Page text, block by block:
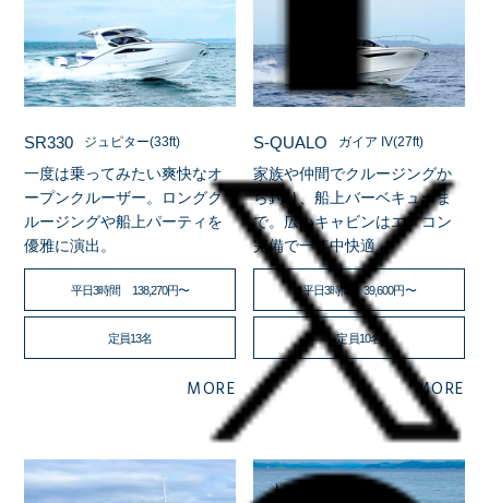
SR330 ジュピター(33ft)
一度は乗ってみたい爽快なオ
ープンクルーザー。ロングク
ルージングや船上パーティを
優雅に演出。
平日3時間 138,270円〜
定員13名
MORE
S-QUALO ガイア IV(27ft)
家族や仲間でクルージングか
ら釣り、船上バーベキューま
で。広いキャビンはエアコン
完備で一年中快適。
平日3時間 39,600円〜
定員10名
MORE